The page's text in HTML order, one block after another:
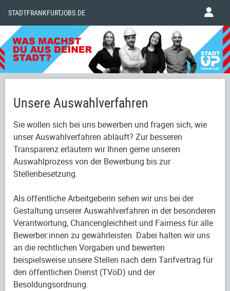
STADTFRANKFURTJOBS.DE
Unsere Auswahlverfahren
Sie wollen sich bei uns bewerben und fragen sich, wie
unser Auswahlverfahren abläuft? Zur besseren
Transparenz erläutern wir Ihnen gerne unseren
Auswahlprozess von der Bewerbung bis zur
Stellenbesetzung.
Als öffentliche Arbeitgeberin sehen wir uns bei der
Gestaltung unserer Auswahlverfahren in der besonderen
Verantwortung, Chancengleichheit und Fairness für alle
Bewerber:innen zu gewährleisten. Dabei halten wir uns
an die rechtlichen Vorgaben und bewerten
beispielsweise unsere Stellen nach dem Tarifvertrag für
den öffentlichen Dienst (TVöD) und der
Besoldungsordnung.